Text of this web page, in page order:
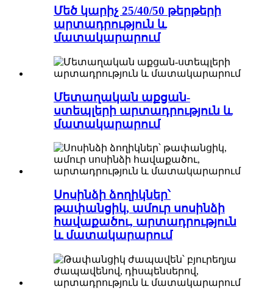
Մեծ կարիչ 25/40/50 թերթերի
արտադրություն և
մատակարարում
Մետաղական աքցան-
ստեպլերի արտադրություն և
մատակարարում
Սոսինձի ձողիկներ՝
թափանցիկ, ամուր սոսինձի
հավաքածու, արտադրություն
և մատակարարում